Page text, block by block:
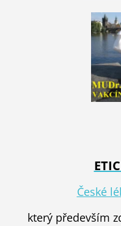
České
který především